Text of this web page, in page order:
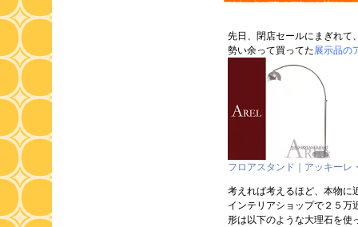
先日、閉店セールにまぎれて
勢い余って買ってた展示品の
フロアスタンド｜アッキー
考えれば考えるほど、本物に
インテリアショップで２５万
形は以下のような大理石を使